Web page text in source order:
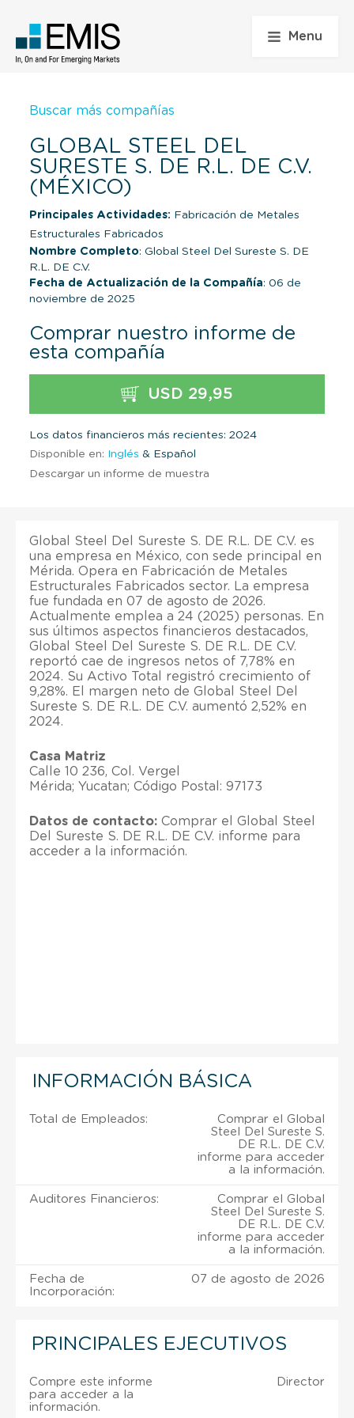
Menu
Buscar más compañías
GLOBAL STEEL DEL
SURESTE S. DE R.L. DE C.V.
(MÉXICO)
Principales Actividades: Fabricación de Metales
Estructurales Fabricados
Nombre Completo: Global Steel Del Sureste S. DE
R.L. DE C.V.
Fecha de Actualización de la Compañía: 06 de
noviembre de 2025
Comprar nuestro informe de
esta compañía
USD 29,95
Los datos financieros más recientes: 2024
Disponible en: Inglés & Español
Descargar un informe de muestra
Global Steel Del Sureste S. DE R.L. DE C.V. es
una empresa en México, con sede principal en
Mérida. Opera en Fabricación de Metales
Estructurales Fabricados sector. La empresa
fue fundada en 07 de agosto de 2026.
Actualmente emplea a 24 (2025) personas. En
sus últimos aspectos financieros destacados,
Global Steel Del Sureste S. DE R.L. DE C.V.
reportó cae de ingresos netos of 7,78% en
2024. Su Activo Total registró crecimiento of
9,28%. El margen neto de Global Steel Del
Sureste S. DE R.L. DE C.V. aumentó 2,52% en
2024.
Casa Matriz
Calle 10 236, Col. Vergel
Mérida; Yucatan; Código Postal: 97173
Datos de contacto: Comprar el Global Steel
Del Sureste S. DE R.L. DE C.V. informe para
acceder a la información.
INFORMACIÓN BÁSICA
Total de Empleados:
Comprar el Global
Steel Del Sureste S.
DE R.L. DE C.V.
informe para acceder
a la información.
Auditores Financieros:
Comprar el Global
Steel Del Sureste S.
DE R.L. DE C.V.
informe para acceder
a la información.
Fecha de
Incorporación:
07 de agosto de 2026
PRINCIPALES EJECUTIVOS
Compre este informe
para acceder a la
información.
Director